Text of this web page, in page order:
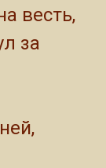
весть,
за